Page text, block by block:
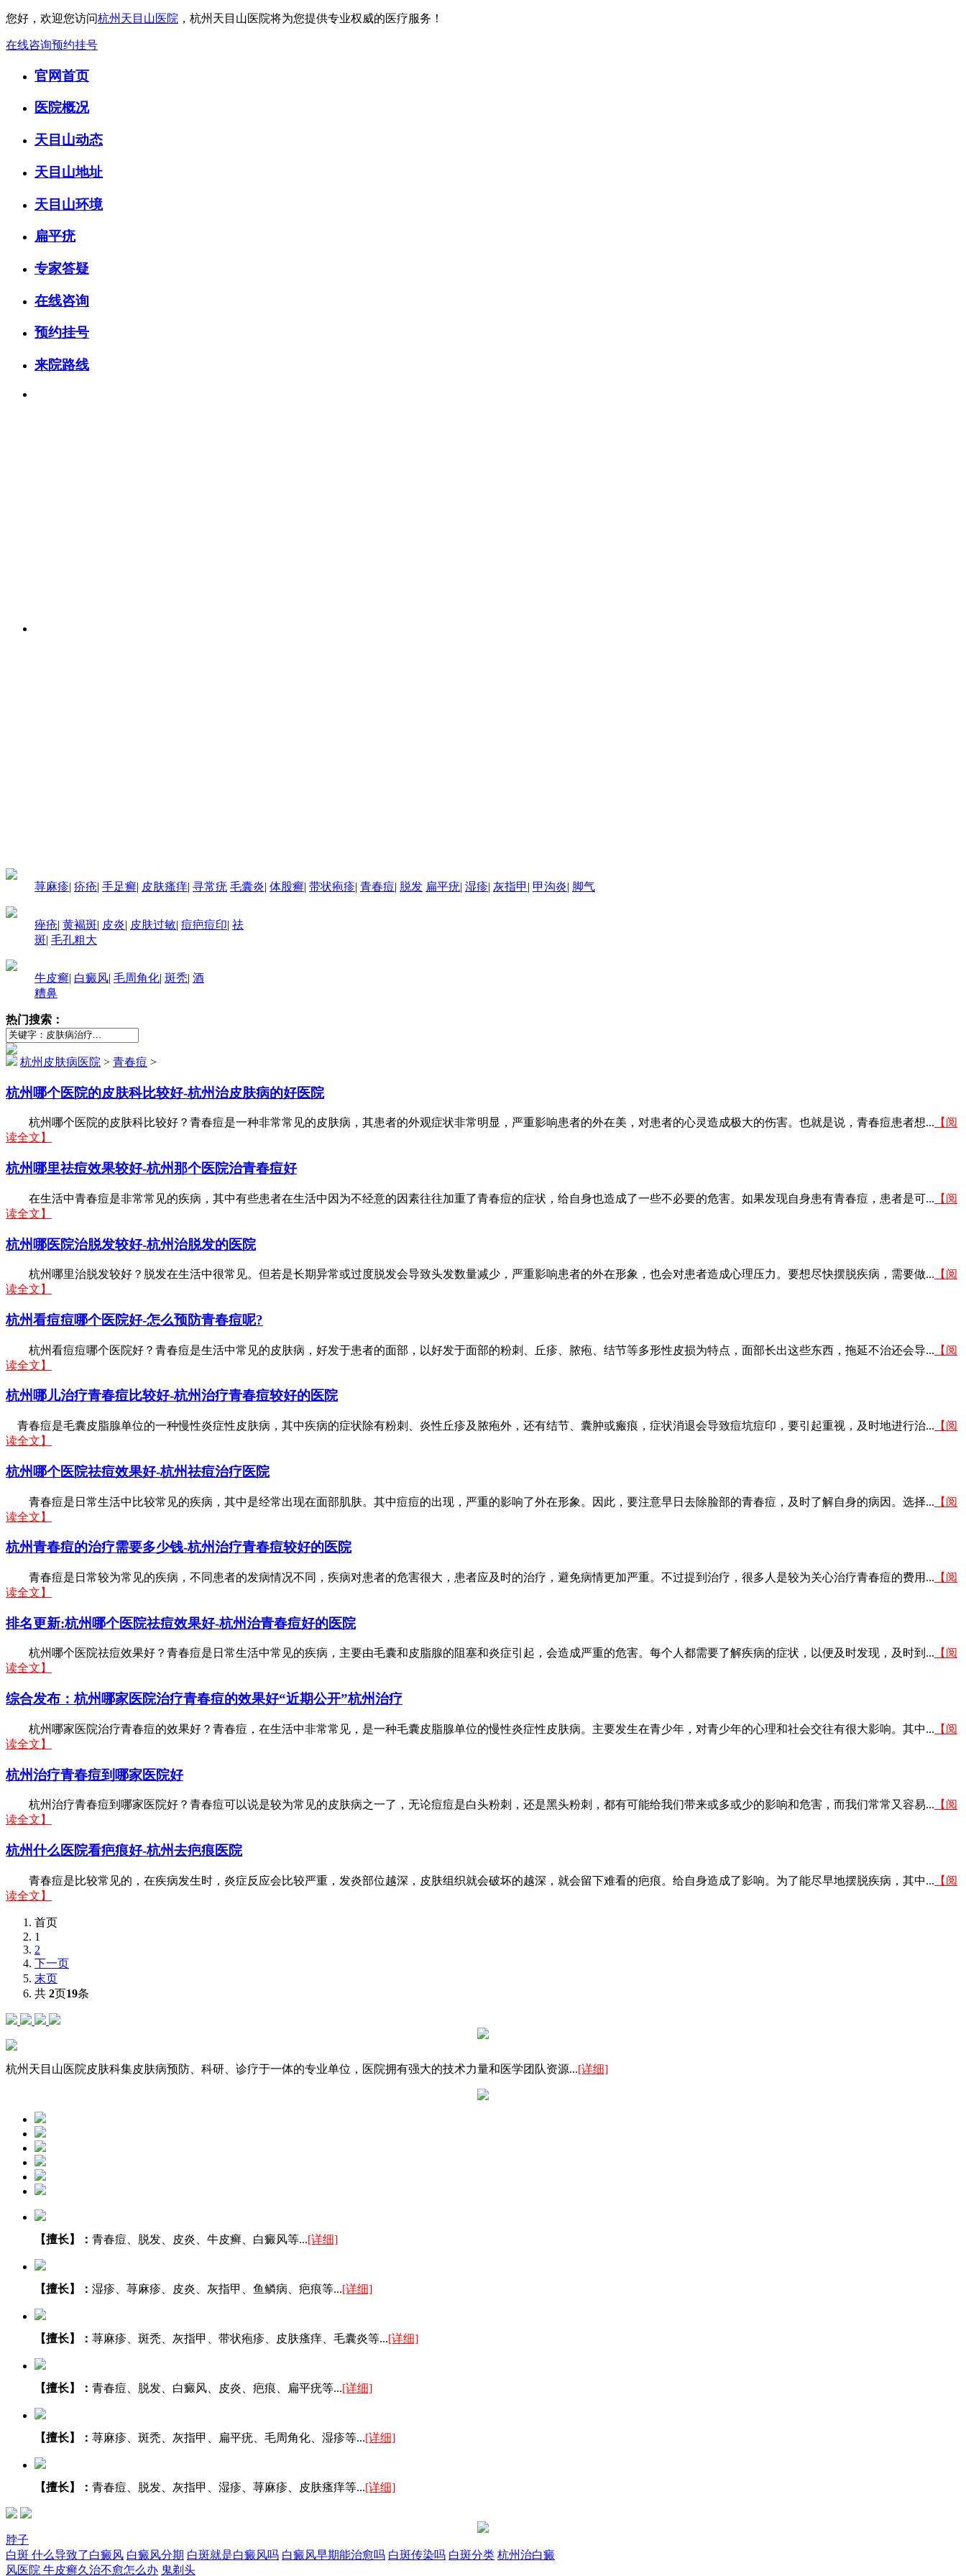
您好，欢迎您访问杭州天目山医院 ，杭州天目山医院将为您提供专业权威的医疗服务！
在线咨询预约挂号
官网首页
医院概况
天目山动态
天目山地址
天目山环境
扁平疣
专家答疑
在线咨询
预约挂号
来院路线
荨麻疹| 疥疮| 手足癣| 皮肤瘙痒| 寻常疣 毛囊炎| 体股癣| 带状疱疹| 青春痘| 脱发 扁平疣| 湿疹| 灰指甲 | 甲沟炎| 脚气
痤疮| 黄褐斑| 皮炎| 皮肤过敏| 痘疤痘印| 祛
斑| 毛孔粗大
牛皮癣| 白癜风| 毛周角化| 斑秃| 酒
糟鼻
热门搜索：
杭州皮肤病医院 > 青春痘 >
杭州哪个医院的皮肤科比较好-杭州治皮肤病的好医院
杭州哪个医院的皮肤科比较好？青春痘是一种非常常见的皮肤病，其患者的外观症状非常明显，严重影响患者的外在美，对患者的心灵造成极大的伤害。也就是说，青春痘患者想... 【阅
读全文】
杭州哪里祛痘效果较好-杭州那个医院治青春痘好
在生活中青春痘是非常常见的疾病，其中有些患者在生活中因为不经意的因素往往加重了青春痘的症状，给自身也造成了一些不必要的危害。如果发现自身患有青春痘，患者是可... 【阅
读全文】
杭州哪医院治脱发较好-杭州治脱发的医院
杭州哪里治脱发较好？脱发在生活中很常见。但若是长期异常或过度脱发会导致头发数量减少，严重影响患者的外在形象，也会对患者造成心理压力。要想尽快摆脱疾病，需要做... 【阅
读全文】
杭州看痘痘哪个医院好-怎么预防青春痘呢?
杭州看痘痘哪个医院好？青春痘是生活中常见的皮肤病，好发于患者的面部，以好发于面部的粉刺、丘疹、脓疱、结节等多形性皮损为特点，面部长出这些东西，拖延不治还会导... 【阅
读全文】
杭州哪儿治疗青春痘比较好-杭州治疗青春痘较好的医院
青春痘是毛囊皮脂腺单位的一种慢性炎症性皮肤病，其中疾病的症状除有粉刺、炎性丘疹及脓疱外，还有结节、囊肿或瘢痕，症状消退会导致痘坑痘印，要引起重视，及时地进行治... 【阅
读全文】
杭州哪个医院祛痘效果好-杭州祛痘治疗医院
青春痘是日常生活中比较常见的疾病，其中是经常出现在面部肌肤。其中痘痘的出现，严重的影响了外在形象。因此，要注意早日去除脸部的青春痘，及时了解自身的病因。选择... 【阅
读全文】
杭州青春痘的治疗需要多少钱-杭州治疗青春痘较好的医院
青春痘是日常较为常见的疾病，不同患者的发病情况不同，疾病对患者的危害很大，患者应及时的治疗，避免病情更加严重。不过提到治疗，很多人是较为关心治疗青春痘的费用... 【阅
读全文】
排名更新:杭州哪个医院祛痘效果好-杭州治青春痘好的医院
杭州哪个医院祛痘效果好？青春痘是日常生活中常见的疾病，主要由毛囊和皮脂腺的阻塞和炎症引起，会造成严重的危害。每个人都需要了解疾病的症状，以便及时发现，及时到... 【阅
读全文】
综合发布：杭州哪家医院治疗青春痘的效果好“近期公开”杭州治疗
杭州哪家医院治疗青春痘的效果好？青春痘，在生活中非常常见，是一种毛囊皮脂腺单位的慢性炎症性皮肤病。主要发生在青少年，对青少年的心理和社会交往有很大影响。其中... 【阅
读全文】
杭州治疗青春痘到哪家医院好
杭州治疗青春痘到哪家医院好？青春痘可以说是较为常见的皮肤病之一了，无论痘痘是白头粉刺，还是黑头粉刺，都有可能给我们带来或多或少的影响和危害，而我们常常又容易... 【阅
读全文】
杭州什么医院看疤痕好-杭州去疤痕医院
青春痘是比较常见的，在疾病发生时，炎症反应会比较严重，发炎部位越深，皮肤组织就会破坏的越深，就会留下难看的疤痕。给自身造成了影响。为了能尽早地摆脱疾病，其中... 【阅
读全文】
首页
1
2
下一页
末页
共 2页19条
杭州天目山医院皮肤科集皮肤病预防、科研、诊疗于一体的专业单位，医院拥有强大的技术力量和医学团队资源...[详细]
【擅长】： 青春痘、脱发、皮炎、牛皮癣、白癜风等...[详细]
【擅长】： 湿疹、荨麻疹、皮炎、灰指甲、鱼鳞病、疤痕等...[详细]
【擅长】： 荨麻疹、斑秃、灰指甲、带状疱疹、皮肤瘙痒、毛囊炎等...[详细]
【擅长】： 青春痘、脱发、白癜风、皮炎、疤痕、扁平疣等...[详细]
【擅长】： 荨麻疹、斑秃、灰指甲、扁平疣、毛周角化、湿疹等...[详细]
【擅长】： 青春痘、脱发、灰指甲、湿疹、荨麻疹、皮肤瘙痒等...[详细]
脖子
白斑 什么导致了白癜风 白癜风分期 白斑就是白癜风吗 白癜风早期能治愈吗 白斑传染吗 白斑分类 杭州治白癜
风医院 牛皮癣久治不愈怎么办 鬼剃头